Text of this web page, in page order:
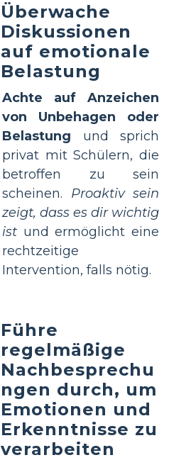
Überwache
Diskussionen
auf emotionale
Belastung
Achte auf Anzeichen
von Unbehagen oder
Belastung und sprich
privat mit Schülern, die
betroffen zu sein
scheinen. Proaktiv sein
zeigt, dass es dir wichtig
ist und ermöglicht eine
rechtzeitige
Intervention, falls nötig.
Führe
regelmäßige
Nachbesprechu
ngen durch, um
Emotionen und
Erkenntnisse zu
verarbeiten